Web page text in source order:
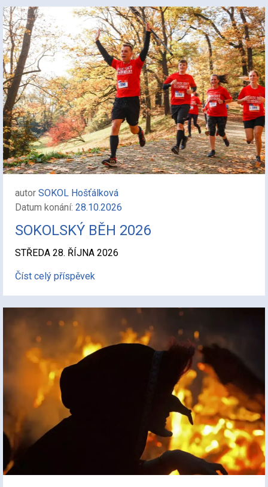
autor SOKOL Hošťálková
Datum konání: 28.10.2026
SOKOLSKÝ BĚH 2026
STŘEDA 28. ŘÍJNA 2026
Číst celý příspěvek